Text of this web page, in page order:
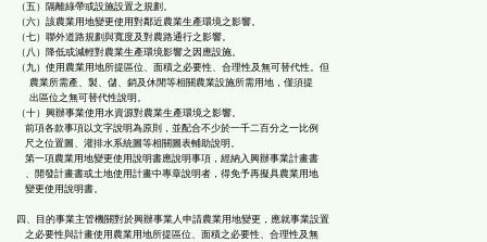
（五）隔離綠帶或設施設置之規劃。
（六）該農業用地變更使用對鄰近農業生產環境之影響。
（七）聯外道路規劃與寬度及對農路通行之影響。
（八）降低或減輕對農業生產環境影響之因應設施。
（九）使用農業用地所提區位、面積之必要性、合理性及無可替代性。但
農業所需產、製、儲、銷及休閒等相關農業設施所需用地，僅須提
出區位之無可替代性說明。
（十）興辦事業使用水資源對農業生產環境之影響。
前項各款事項以文字說明為原則，並配合不少於一千二百分之一比例
尺之位置圖、灌排水系統圖等相關圖表輔助說明。
第一項農業用地變更使用說明書應說明事項，經納入興辦事業計畫書
、開發計畫書或土地使用計畫中專章說明者，得免予再擬具農業用地
變更使用說明書。
四、目的事業主管機關對於興辦事業人申請農業用地變更，應就事業設置
之必要性與計畫使用農業用地所提區位、面積之必要性、合理性及無